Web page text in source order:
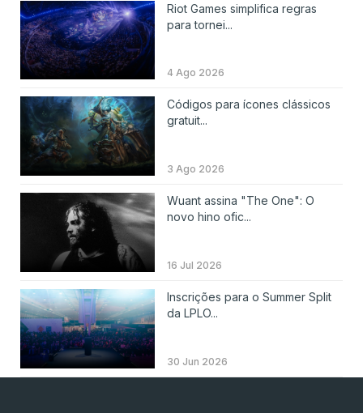
Riot Games simplifica regras
para tornei...
4 Ago 2026
Códigos para ícones clássicos
gratuit...
3 Ago 2026
Wuant assina "The One": O
novo hino ofic...
16 Jul 2026
Inscrições para o Summer Split
da LPLO...
30 Jun 2026